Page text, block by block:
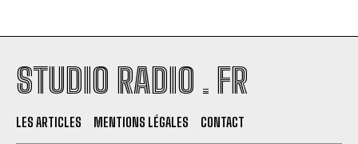
STUDIO RADIO . FR
LES ARTICLES MENTIONS LÉGALES CONTACT